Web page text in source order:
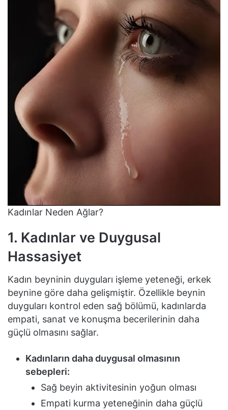
Kadınlar Neden Ağlar?
1. Kadınlar ve Duygusal
Hassasiyet
Kadın beyninin duyguları işleme yeteneği, erkek
beynine göre daha gelişmiştir. Özellikle beynin
duyguları kontrol eden sağ bölümü, kadınlarda
empati, sanat ve konuşma becerilerinin daha
güçlü olmasını sağlar.
Kadınların daha duygusal olmasının
sebepleri:
Sağ beyin aktivitesinin yoğun olması
Empati kurma yeteneğinin daha güçlü